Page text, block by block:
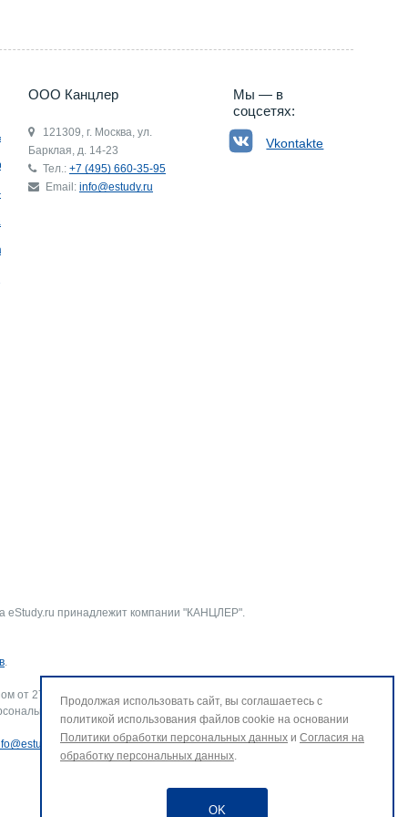
ООО Канцлер
121309, г. Москва, ул.
Барклая, д. 14-23
Тел.: +7 (495) 660-35-95
Email: info@estudy.ru
Мы — в
соцсетях:
Vkontakte
eStudy.ru принадлежит компании "КАНЦЛЕР".
.
от 27.07.2006 г. № 152-ФЗ «О персональных данных».
данных и использование файлов cookie. В случае
.
Продолжая использовать сайт, вы соглашаетесь с
политикой использования файлов cookie на основании
Политики обработки персональных данных и Согласия на
обработку персональных данных.
OK